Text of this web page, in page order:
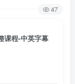
47
课程-中英字幕